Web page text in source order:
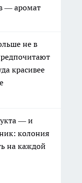
— аромат
не в
красивее
— и
колония
на каждой